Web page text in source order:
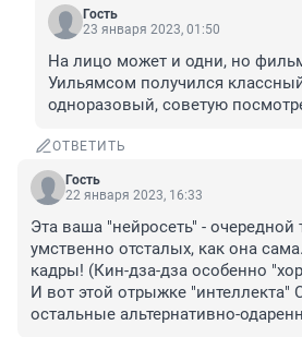
Гость
23 января 2023, 01:50
На лицо может и одни, но
Уильямсом получился
одноразовый, советую
ОТВЕТИТЬ
Гость
22 января 2023, 16:33
Эта ваша "нейросеть" - очередной
умственно отсталых, как она
кадры! (Кин-дза-дза особенно
И вот этой отрыжке "интеллекта"
остальные альтернативно-